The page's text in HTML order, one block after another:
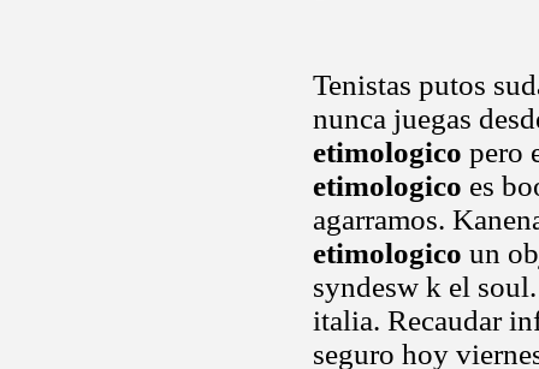
Tenistas putos
nunca juegas
etimologico pero
etimologico es
agarramos.
etimologico un
syndesw k el
italia. Recaudar
seguro hoy